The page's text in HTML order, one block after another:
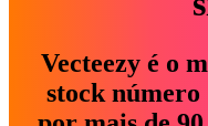
Vecteezy é o
stock número